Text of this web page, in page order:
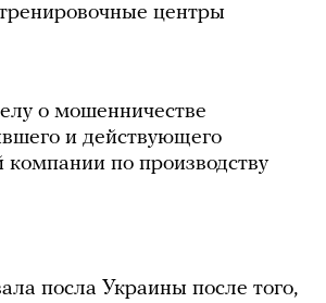
центры
о мошенничестве
и действующего
компании по производству
посла Украины после того,